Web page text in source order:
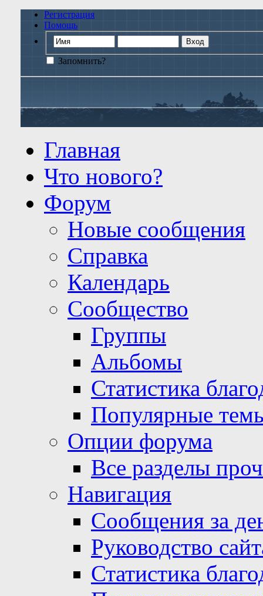
Регистрация
Помощь
Запомнить?
Главная
Что нового?
Форум
Новые сообщения
Справка
Календарь
Сообщество
Группы
Альбомы
Статистика
Популярные
Опции форума
Все разделы
Навигация
Сообщения за
Руководство
Статистика